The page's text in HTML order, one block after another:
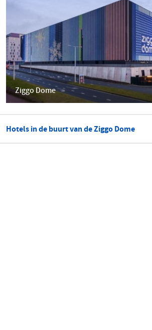
Ziggo Dome
Hotels in de buurt van de Ziggo Dome